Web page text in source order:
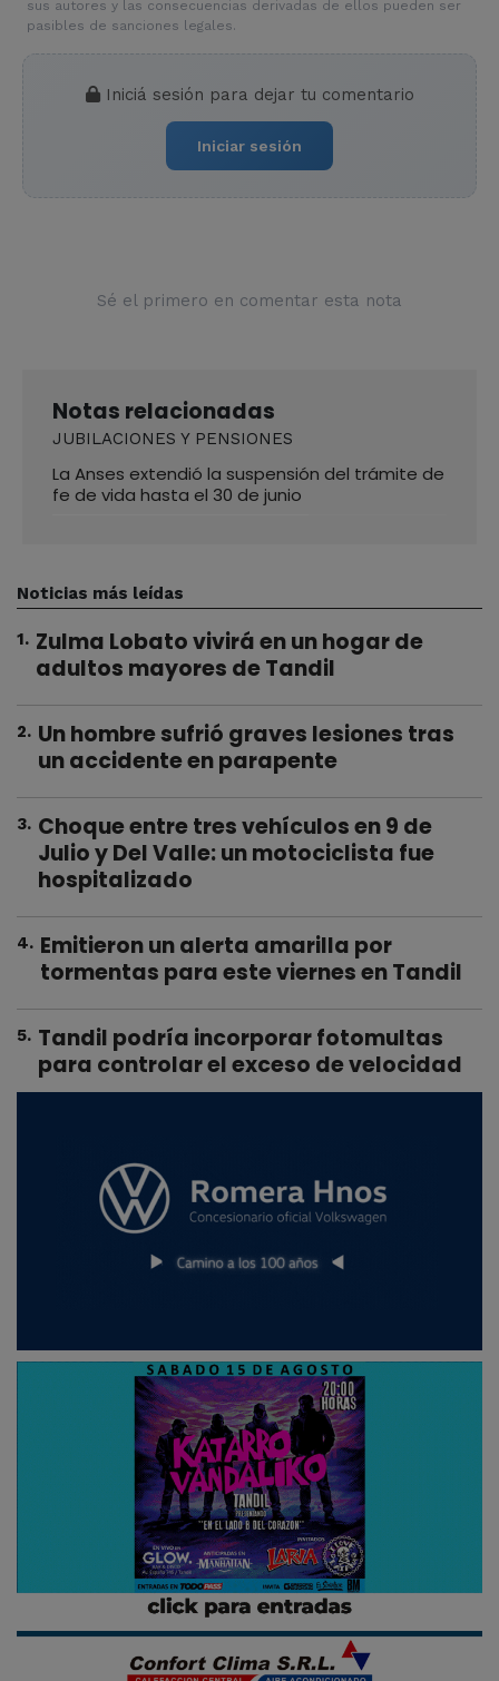
sus autores y las consecuencias derivadas de ellos pueden ser
pasibles de sanciones legales.
Iniciá sesión para dejar tu comentario
Iniciar sesión
Sé el primero en comentar esta nota
Notas relacionadas
JUBILACIONES Y PENSIONES
La Anses extendió la suspensión del trámite de
fe de vida hasta el 30 de junio
Noticias más leídas
1. Zulma Lobato vivirá en un hogar de
adultos mayores de Tandil
2. Un hombre sufrió graves lesiones tras
un accidente en parapente
3. Choque entre tres vehículos en 9 de
Julio y Del Valle: un motociclista fue
hospitalizado
4. Emitieron un alerta amarilla por
tormentas para este viernes en Tandil
5. Tandil podría incorporar fotomultas
para controlar el exceso de velocidad